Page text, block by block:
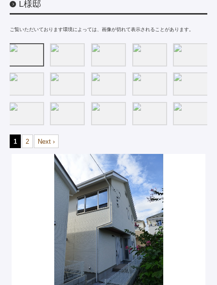
L様邸
ご覧いただいております環境によっては、画像が切れて表示されることがあります。
1 2 Next ›